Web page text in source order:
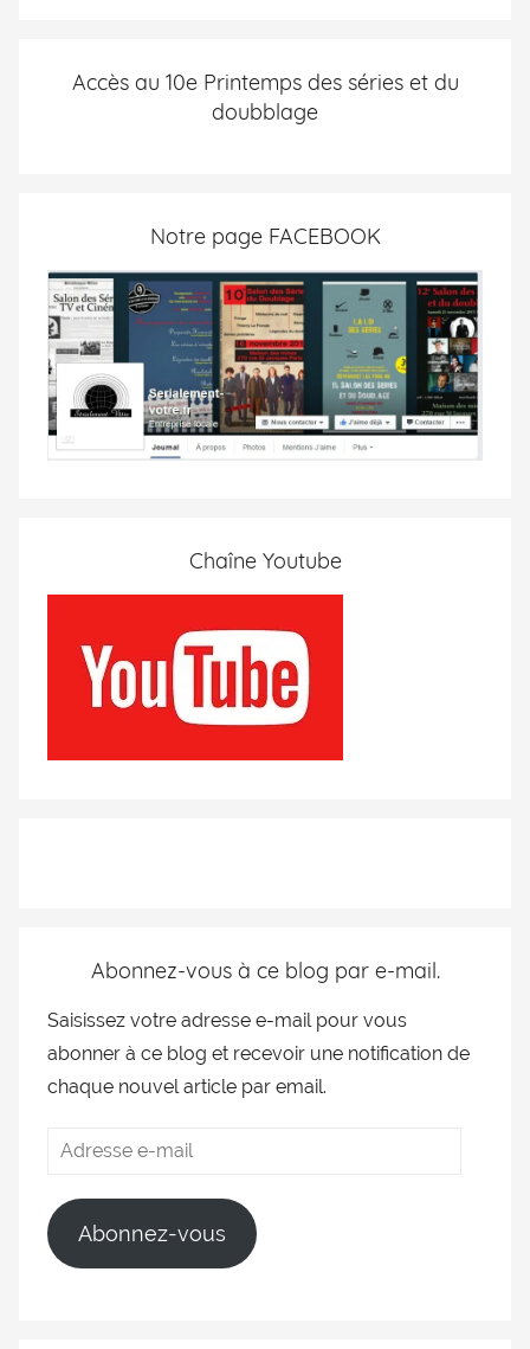
Accès au 10e Printemps des séries et du
doubblage
Notre page FACEBOOK
Chaîne Youtube
Abonnez-vous à ce blog par e-mail.
Saisissez votre adresse e-mail pour vous
abonner à ce blog et recevoir une notification de
chaque nouvel article par email.
Abonnez-vous